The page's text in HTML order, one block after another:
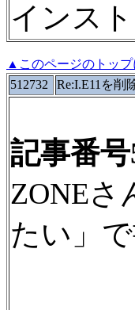
インス
▲このページのトップ
512732
Re:I.E11を削
記事番
ZONEさ
たい」